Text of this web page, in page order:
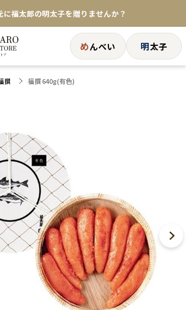
に福太郎の明太子を贈りませんか？
んべい25周年記念商品が登場★
を試したい方へ】ポストイン！めんべい
めんべい 明太子
撰 福撰 640g(有色)